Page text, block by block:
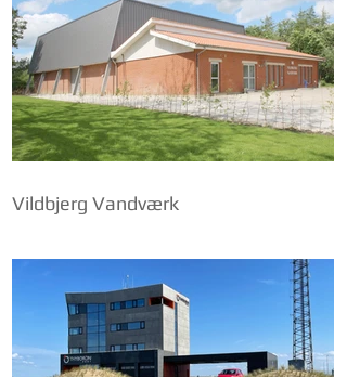
Vildbjerg Vandværk